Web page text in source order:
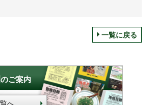
一覧に戻る
のご案内